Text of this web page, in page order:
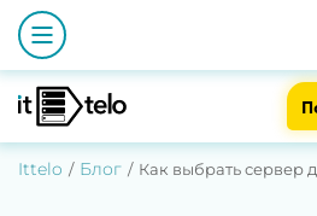
Ittelo Блог Как выбрать сервер